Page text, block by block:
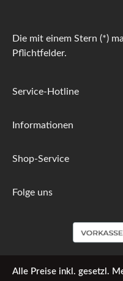
Die mit einem Stern (*)
Pflichtfelder.
Service-Hotline
Informationen
Shop-Service
Folge uns
Alle Preise inkl. gesetzl.